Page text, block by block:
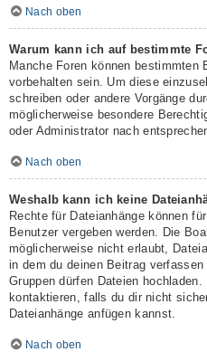
Nach oben
Warum kann ich auf bestimmte
Manche Foren können bestimmten
vorbehalten sein. Um diese
schreiben oder andere Vorgänge
möglicherweise besondere
oder Administrator nach
Nach oben
Weshalb kann ich keine
Rechte für Dateianhänge können
Benutzer vergeben werden. Die
möglicherweise nicht erlaubt,
in dem du deinen Beitrag
Gruppen dürfen Dateien
kontaktieren, falls du dir nicht
Dateianhänge anfügen kannst.
Nach oben